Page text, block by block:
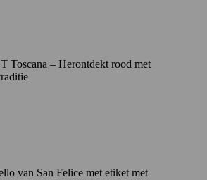
Toscana – Herontdekt rood met